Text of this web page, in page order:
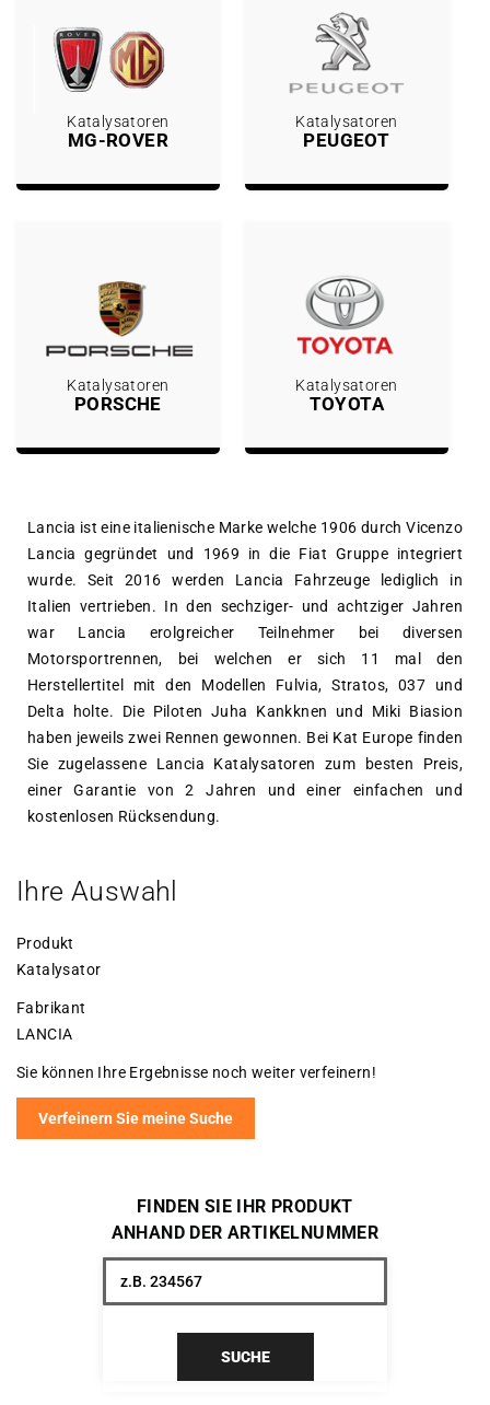
Katalysatoren
MG-ROVER
Katalysatoren
PEUGEOT
Katalysatoren
PORSCHE
Katalysatoren
TOYOTA
Lancia ist eine italienische Marke welche 1906 durch Vicenzo
Lancia gegründet und 1969 in die Fiat Gruppe integriert
wurde. Seit 2016 werden Lancia Fahrzeuge lediglich in
Italien vertrieben. In den sechziger- und achtziger Jahren
war Lancia erolgreicher Teilnehmer bei diversen
Motorsportrennen, bei welchen er sich 11 mal den
Herstellertitel mit den Modellen Fulvia, Stratos, 037 und
Delta holte. Die Piloten Juha Kankknen und Miki Biasion
haben jeweils zwei Rennen gewonnen. Bei Kat Europe finden
Sie zugelassene Lancia Katalysatoren zum besten Preis,
einer Garantie von 2 Jahren und einer einfachen und
kostenlosen Rücksendung.
Ihre Auswahl
Produkt
Katalysator
Fabrikant
LANCIA
Sie können Ihre Ergebnisse noch weiter verfeinern!
Verfeinern Sie meine Suche
FINDEN SIE IHR PRODUKT
ANHAND DER ARTIKELNUMMER
SUCHE